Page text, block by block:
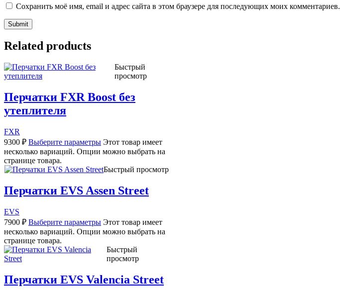
Сохранить моё имя, email и адрес сайта в этом браузере для последующих моих комментариев.
Related products
Быстрый
просмотр
Перчатки FXR Boost без
утеплителя
FXR
9300 ₽ Выберите параметры Этот товар имеет
несколько вариаций. Опции можно выбрать на
странице товара.
Быстрый просмотр
Перчатки EVS Assen Street
EVS
7900 ₽ Выберите параметры Этот товар имеет
несколько вариаций. Опции можно выбрать на
странице товара.
Быстрый
просмотр
Перчатки EVS Valencia Street